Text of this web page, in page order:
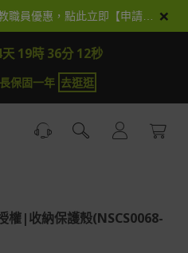
×
19時 36分 12秒
保固一年 去逛逛
權|收納保護殼(NSCS0068-